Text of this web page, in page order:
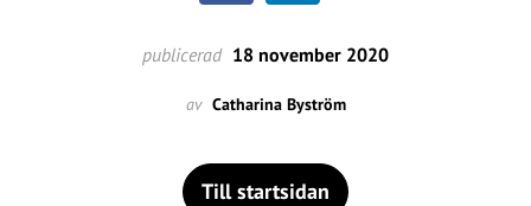
publicerad 18 november 2020
av Catharina Byström
Till startsidan